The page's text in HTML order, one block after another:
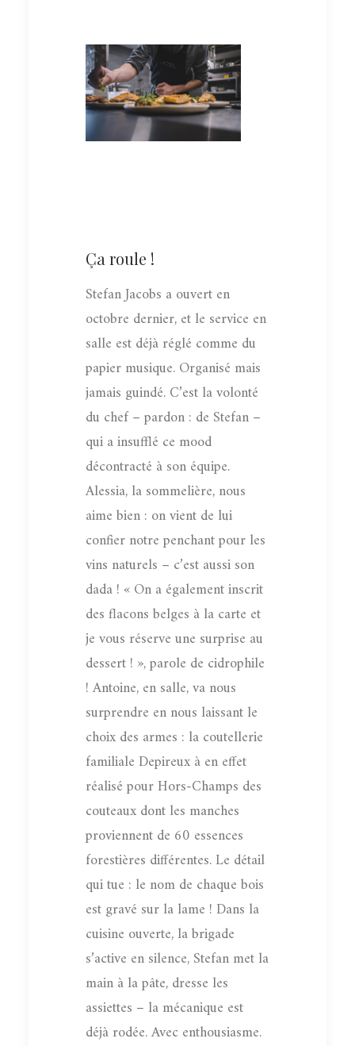
Ça roule !
Stefan Jacobs a ouvert en
octobre dernier, et le service en
salle est déjà réglé comme du
papier musique. Organisé mais
jamais guindé. C’est la volonté
du chef – pardon : de Stefan –
qui a insufflé ce mood
décontracté à son équipe.
Alessia, la sommelière, nous
aime bien : on vient de lui
confier notre penchant pour les
vins naturels – c’est aussi son
dada ! « On a également inscrit
des flacons belges à la carte et
je vous réserve une surprise au
dessert ! », parole de cidrophile
! Antoine, en salle, va nous
surprendre en nous laissant le
choix des armes : la coutellerie
familiale Depireux à en effet
réalisé pour Hors-Champs des
couteaux dont les manches
proviennent de 60 essences
forestières différentes. Le détail
qui tue : le nom de chaque bois
est gravé sur la lame ! Dans la
cuisine ouverte, la brigade
s’active en silence, Stefan met la
main à la pâte, dresse les
assiettes – la mécanique est
déjà rodée. Avec enthousiasme.